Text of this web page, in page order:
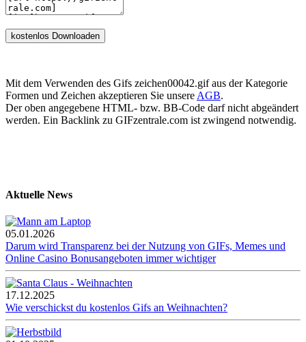
Mit dem Verwenden des Gifs zeichen00042.gif aus der Kategorie
Formen und Zeichen akzeptieren Sie unsere AGB.
Der oben angegebene HTML- bzw. BB-Code darf nicht abgeändert
werden. Ein Backlink zu GIFzentrale.com ist zwingend notwendig.
Aktuelle News
05.01.2026
Darum wird Transparenz bei der Nutzung von GIFs, Memes und
Online Casino Bonusangeboten immer wichtiger
17.12.2025
Wie verschickst du kostenlos Gifs an Weihnachten?